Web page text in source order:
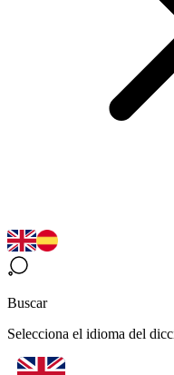
Buscar
Selecciona el idioma del